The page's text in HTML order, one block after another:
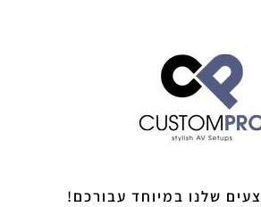
שלנו במיוחד עבורכם!